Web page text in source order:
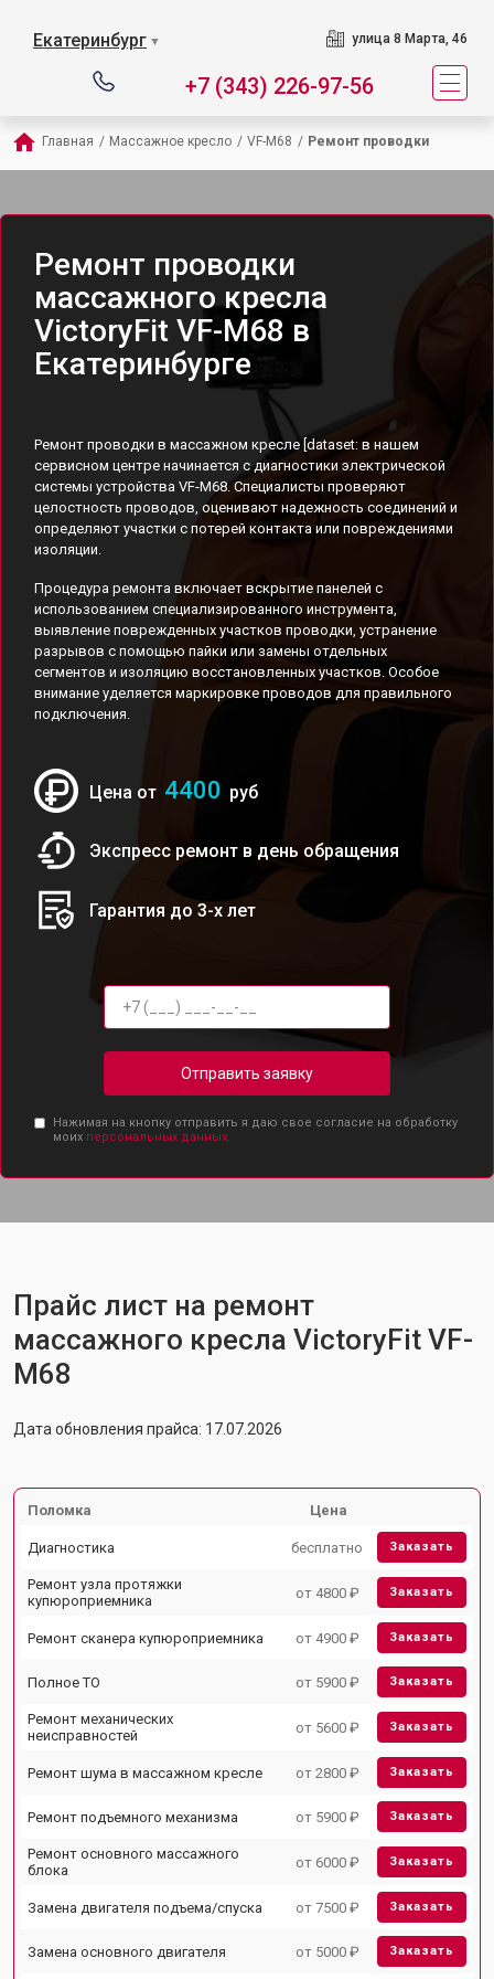
Екатеринбург ▼ улица 8 Марта, 46
+7 (343) 226-97-56
Главная / Массажное кресло / VF-M68 / Ремонт проводки
Ремонт проводки
массажного кресла
VictoryFit VF-M68 в
Екатеринбурге
Ремонт проводки в массажном кресле [dataset: в нашем
сервисном центре начинается с диагностики электрической
системы устройства VF-M68. Специалисты проверяют
целостность проводов, оценивают надежность соединений и
определяют участки с потерей контакта или повреждениями
изоляции.
Процедура ремонта включает вскрытие панелей с
использованием специализированного инструмента,
выявление поврежденных участков проводки, устранение
разрывов с помощью пайки или замены отдельных
сегментов и изоляцию восстановленных участков. Особое
внимание уделяется маркировке проводов для правильного
подключения.
Цена от 4400 руб
Экспресс ремонт в день обращения
Гарантия до 3-х лет
Отправить заявку
Нажимая на кнопку отправить я даю свое согласие на обработку
моих персональных данных.
Прайс лист на ремонт
массажного кресла VictoryFit VF-
M68
Дата обновления прайса: 17.07.2026
Поломка Цена
Диагностика бесплатно Заказать
Ремонт узла протяжки
купюроприемника
от 4800 ₽ Заказать
Ремонт сканера купюроприемника от 4900 ₽ Заказать
Полное ТО от 5900 ₽ Заказать
Ремонт механических
неисправностей
от 5600 ₽ Заказать
Ремонт шума в массажном кресле от 2800 ₽ Заказать
Ремонт подъемного механизма от 5900 ₽ Заказать
Ремонт основного массажного
блока
от 6000 ₽ Заказать
Замена двигателя подъема/спуска от 7500 ₽ Заказать
Замена основного двигателя от 5000 ₽ Заказать